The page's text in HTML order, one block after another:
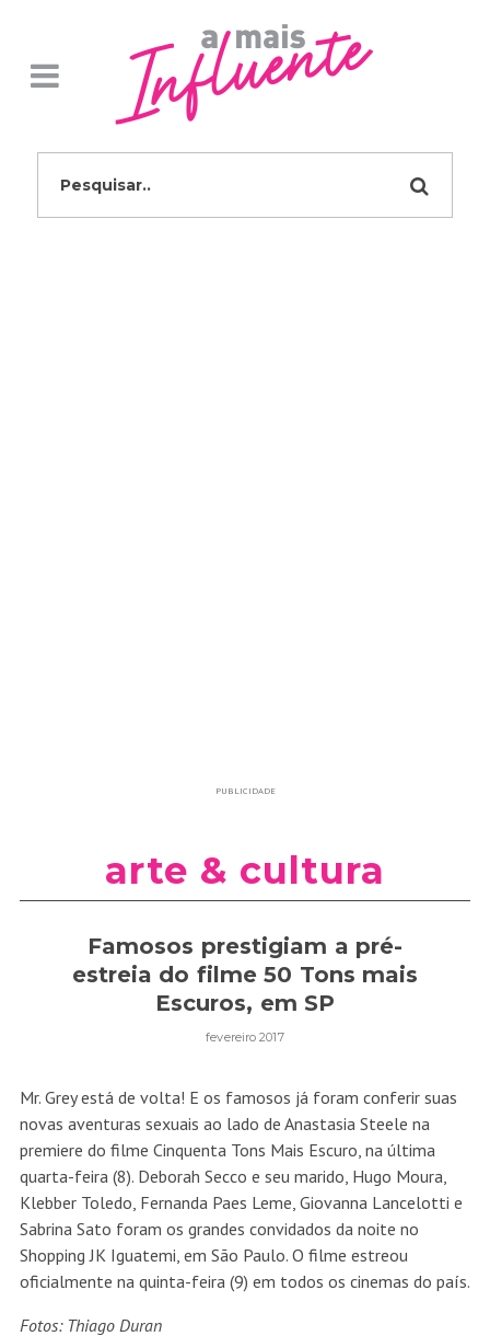
PUBLICIDADE
arte & cultura
Famosos prestigiam a pré-
estreia do filme 50 Tons mais
Escuros, em SP
fevereiro 2017
Mr. Grey está de volta! E os famosos já foram conferir suas
novas aventuras sexuais ao lado de Anastasia Steele na
premiere do filme Cinquenta Tons Mais Escuro, na última
quarta-feira (8). Deborah Secco e seu marido, Hugo Moura,
Klebber Toledo, Fernanda Paes Leme, Giovanna Lancelotti e
Sabrina Sato foram os grandes convidados da noite no
Shopping JK Iguatemi, em São Paulo. O filme estreou
oficialmente na quinta-feira (9) em todos os cinemas do país.
Fotos: Thiago Duran